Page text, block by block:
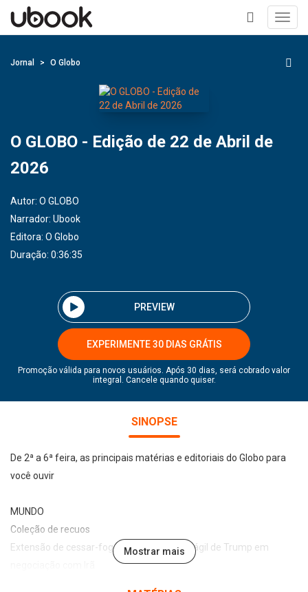
+
Jornal O Globo
O GLOBO - Edição de 22 de Abril de
2026
Autor: O GLOBO
Narrador: Ubook
Editora: O Globo
Duração: 0:36:35
PREVIEW
EXPERIMENTE 30 DIAS GRÁTIS
Promoção válida para novos usuários. Após 30 dias, será cobrado valor
integral. Cancele quando quiser.
SINOPSE
De 2ª a 6ª feira, as principais matérias e editoriais do Globo para
você ouvir
MUNDO
Coleção de recuos
Extensão de cessar-fogo revela posição frágil de Trump em
Mostrar mais